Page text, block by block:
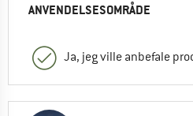
ANVENDELSESOMRÅDE
Ja, jeg ville anbefale